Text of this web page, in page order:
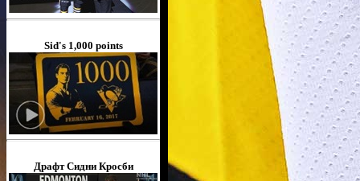
Sid's 1,000 points
Драфт Сидни Кросби